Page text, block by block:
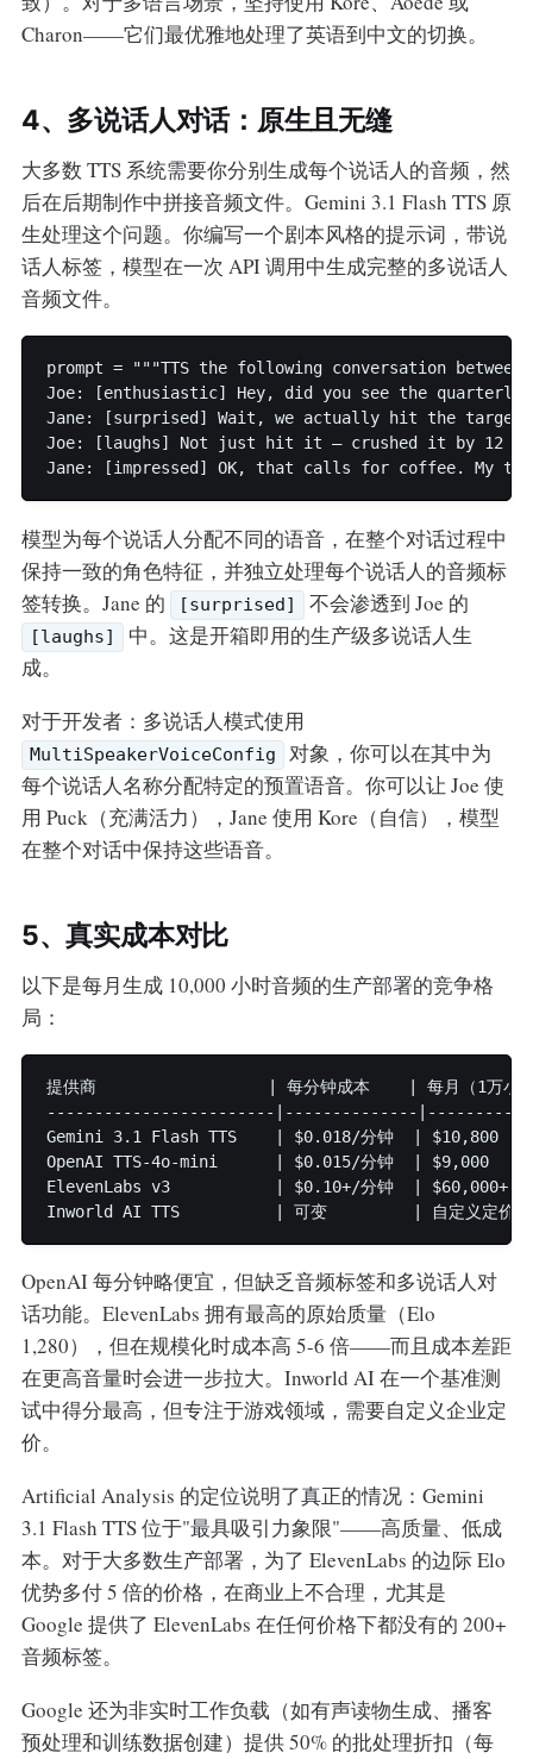
Charon——它们最优雅地处理了英语到中文的切换。
4、多说话人对话：原生且无缝
大多数 TTS 系统需要你分别生成每个说话人的音频，然
后在后期制作中拼接音频文件。Gemini 3.1 Flash TTS 原
生处理这个问题。你编写一个剧本风格的提示词，带说
话人标签，模型在一次 API 调用中生成完整的多说话人
音频文件。
prompt = """TTS the following conversation between
Joe: [enthusiastic] Hey, did you see the quarterly
Jane: [surprised] Wait, we actually hit the target?
Joe: [laughs] Not just hit it — crushed it by 12
模型为每个说话人分配不同的语音，在整个对话过程中
保持一致的角色特征，并独立处理每个说话人的音频标
签转换。Jane 的
[surprised] 不会渗透到 Joe 的
[laughs]
中。这是开箱即用的生产级多说话人生
成。
对于开发者：多说话人模式使用
MultiSpeakerVoiceConfig
对象，你可以在其中为
每个说话人名称分配特定的预置语音。你可以让 Joe 使
用 Puck（充满活力），Jane 使用 Kore（自信），模型
在整个对话中保持这些语音。
5、真实成本对比
以下是每月生成 10,000 小时音频的生产部署的竞争格
局：
提供商                  | 每分钟成本    | 每月（1万小
------------------------|--------------
Gemini 3.1 Flash TTS    | $0.018/分钟  | $10,800
OpenAI TTS-4o-mini      | $0.015/分钟  | $9,000
ElevenLabs v3           | $0.10+/分钟  | $60,000+
OpenAI 每分钟略便宜，但缺乏音频标签和多说话人对
话功能。ElevenLabs 拥有最高的原始质量（Elo
1,280），但在规模化时成本高 5-6 倍——而且成本差距
在更高音量时会进一步拉大。Inworld AI 在一个基准测
试中得分最高，但专注于游戏领域，需要自定义企业定
价。
Artificial Analysis 的定位说明了真正的情况：Gemini
3.1 Flash TTS 位于"最具吸引力象限"——高质量、低成
本。对于大多数生产部署，为了 ElevenLabs 的边际 Elo
优势多付 5 倍的价格，在商业上不合理，尤其是
Google 提供了 ElevenLabs 在任何价格下都没有的 200+
音频标签。
Google 还为非实时工作负载（如有声读物生成、播客
预处理和训练数据创建）提供 50% 的批处理折扣（每